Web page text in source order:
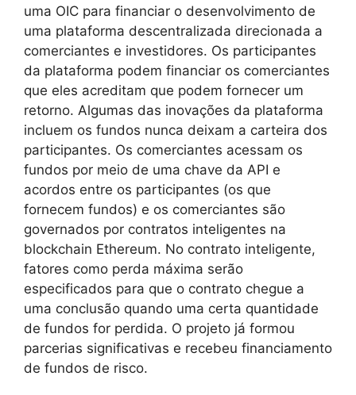
uma OIC para financiar o desenvolvimento de
uma plataforma descentralizada direcionada a
comerciantes e investidores. Os participantes
da plataforma podem financiar os comerciantes
que eles acreditam que podem fornecer um
retorno. Algumas das inovações da plataforma
incluem os fundos nunca deixam a carteira dos
participantes. Os comerciantes acessam os
fundos por meio de uma chave da API e
acordos entre os participantes (os que
fornecem fundos) e os comerciantes são
governados por contratos inteligentes na
blockchain Ethereum. No contrato inteligente,
fatores como perda máxima serão
especificados para que o contrato chegue a
uma conclusão quando uma certa quantidade
de fundos for perdida. O projeto já formou
parcerias significativas e recebeu financiamento
de fundos de risco.